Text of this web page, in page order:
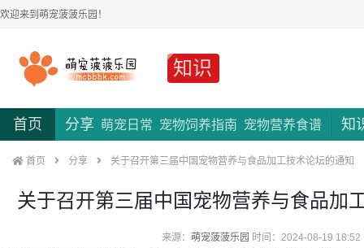
欢迎来到萌宠菠菠乐园！
知识
首页 分享 萌宠日常 宠物饲养指南 宠物营养食谱 知
首页 分享 关于召开第三届中国宠物营养与食品加工技术论坛的通知
关于召开第三届中国宠物营养与食品加
来源： 萌宠菠菠乐园 时间：2024-08-19 18:52